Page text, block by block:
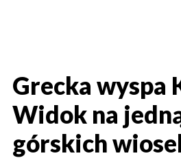
Grecka wyspa
Widok na
górskich